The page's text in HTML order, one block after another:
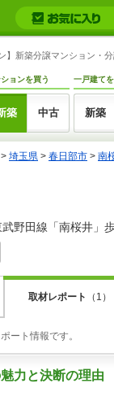
新築分譲マンション・
ョンを買う
築 中古
一戸建て
新築
> 埼玉県 > 春日部市 > 南
武野田線「南桜井」
取材レポート （1）
ート情報です。
力と決断の理由